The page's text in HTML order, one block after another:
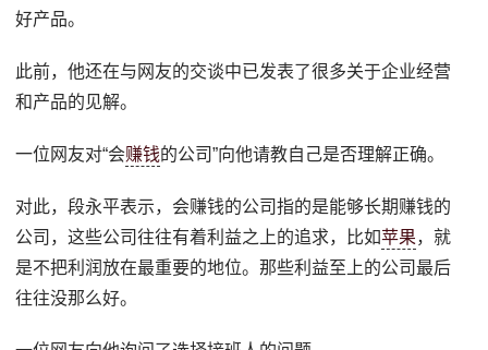
好产品。
此前，他还在与网友的交谈中已发表了很多关于企业经营
和产品的见解。
一位网友对“会赚钱的公司”向他请教自己是否理解正确。
对此，段永平表示，会赚钱的公司指的是能够长期赚钱的
公司，这些公司往往有着利益之上的追求，比如苹果，就
是不把利润放在最重要的地位。那些利益至上的公司最后
往往没那么好。